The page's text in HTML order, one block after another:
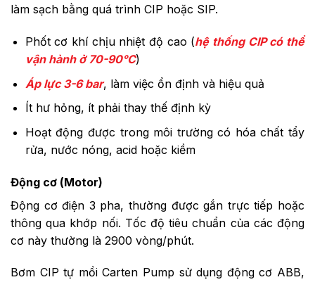
làm sạch bằng quá trình CIP hoặc SIP.
Phốt cơ khí chịu nhiệt độ cao (hệ thống CIP có thể
vận hành ở 70-90°C)
Áp lực 3-6 bar, làm việc ổn định và hiệu quả
Ít hư hỏng, ít phải thay thế định kỳ
Hoạt động được trong môi trường có hóa chất tẩy
rửa, nước nóng, acid hoặc kiềm
Động cơ (Motor)
Động cơ điện 3 pha, thường được gắn trực tiếp hoặc
thông qua khớp nối. Tốc độ tiêu chuẩn của các động
cơ này thường là 2900 vòng/phút.
Bơm CIP tự mồi Carten Pump sử dụng động cơ ABB,